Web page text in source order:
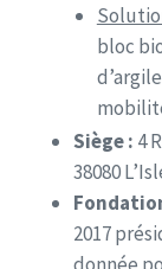
bloc
Siège : 4
38080
2017
donnée